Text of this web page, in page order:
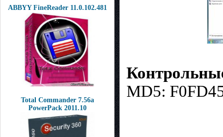
ABBYY FineReader 11.0.102.481
Total Commander 7.56a
PowerPack 2011.10
MD5: